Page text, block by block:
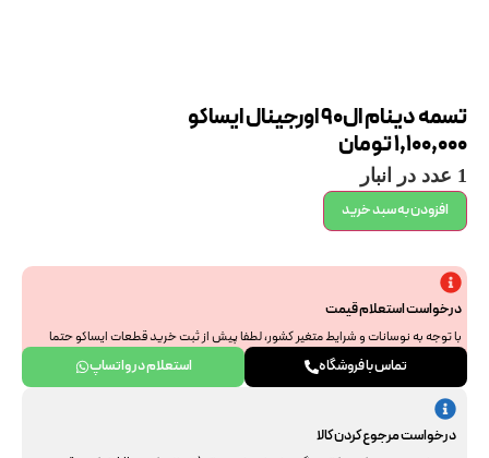
تسمه دینام ال90 اورجینال ایساکو
1,100,000تومان
1 عدد در انبار
افزودن به سبد خرید
درخواست استعلام قیمت
با توجه به نوسانات و شرایط متغیر کشور، لطفا پیش از ثبت خرید قطعات ایساکو حتما
جهت استعلام نهایی با ما هماهنگ فرمایید. از همراهی و درک شما سپاسگزاریم.
تماس با فروشگاه استعلام در واتساپ
درخواست مرجوع کردن کالا